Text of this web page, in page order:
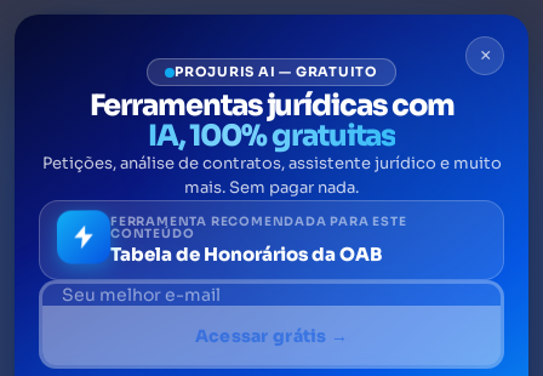
DESTAQUES JURÍDICOS
Ostentação na advocacia:
ilegalidade do provimento da
OAB
A ostentação na advocacia trata-se da
×
PROJURIS AI — GRATUITO
Ferramentas jurídicas com
IA, 100% gratuitas
Petições, análise de contratos, assistente jurídico e muito
mais. Sem pagar nada.
FERRAMENTA RECOMENDADA PARA ESTE
CONTEÚDO
Tabela de Honorários da OAB
Acessar grátis →